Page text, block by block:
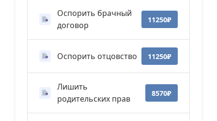
Оспорить брачный
договор
11250₽
Оспорить отцовство 11250₽
Лишить
родительских прав
8570₽